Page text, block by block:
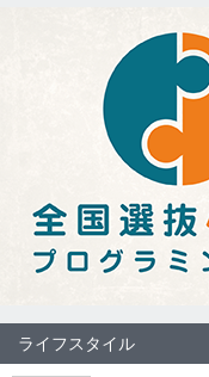
ライフスタイル